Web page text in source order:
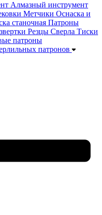
Алмазный инструмент
Метчики Оснаска и
станочная Патроны
Резцы Сверла Тиски
патроны
патронов